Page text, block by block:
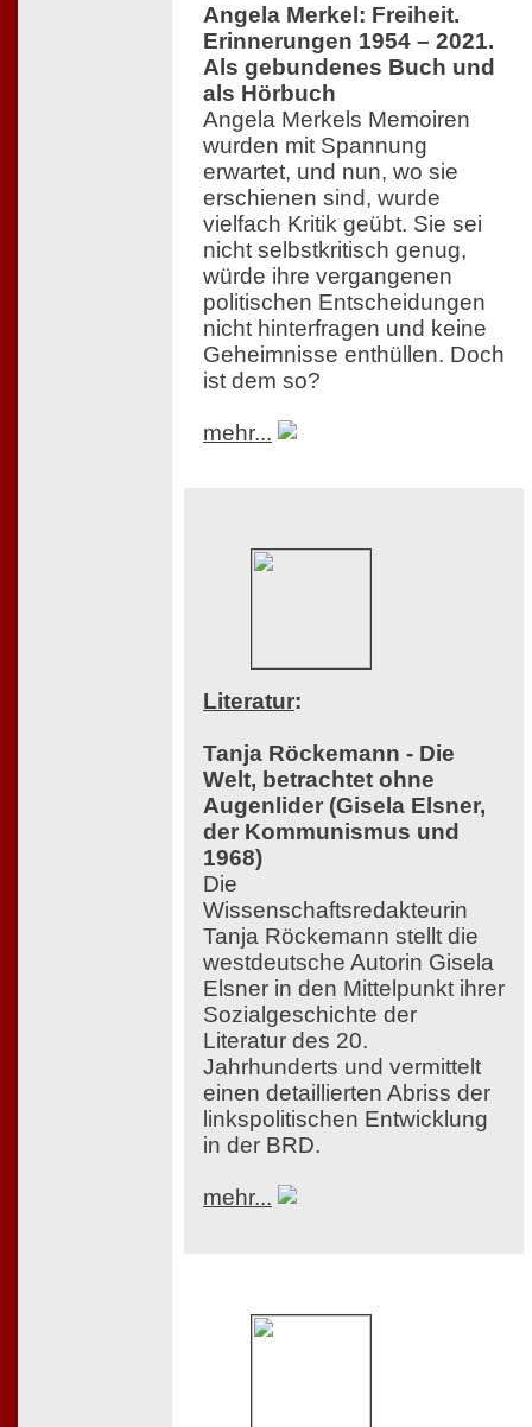
Angela Merkel: Freiheit.
Erinnerungen 1954 – 2021.
Als gebundenes Buch und
als Hörbuch
Angela Merkels Memoiren
wurden mit Spannung
erwartet, und nun, wo sie
erschienen sind, wurde
vielfach Kritik geübt. Sie sei
nicht selbstkritisch genug,
würde ihre vergangenen
politischen Entscheidungen
nicht hinterfragen und keine
Geheimnisse enthüllen. Doch
ist dem so?
mehr...
Literatur:
Tanja Röckemann - Die
Welt, betrachtet ohne
Augenlider (Gisela Elsner,
der Kommunismus und
1968)
Die
Wissenschaftsredakteurin
Tanja Röckemann stellt die
westdeutsche Autorin Gisela
Elsner in den Mittelpunkt ihrer
Sozialgeschichte der
Literatur des 20.
Jahrhunderts und vermittelt
einen detaillierten Abriss der
linkspolitischen Entwicklung
in der BRD.
mehr...